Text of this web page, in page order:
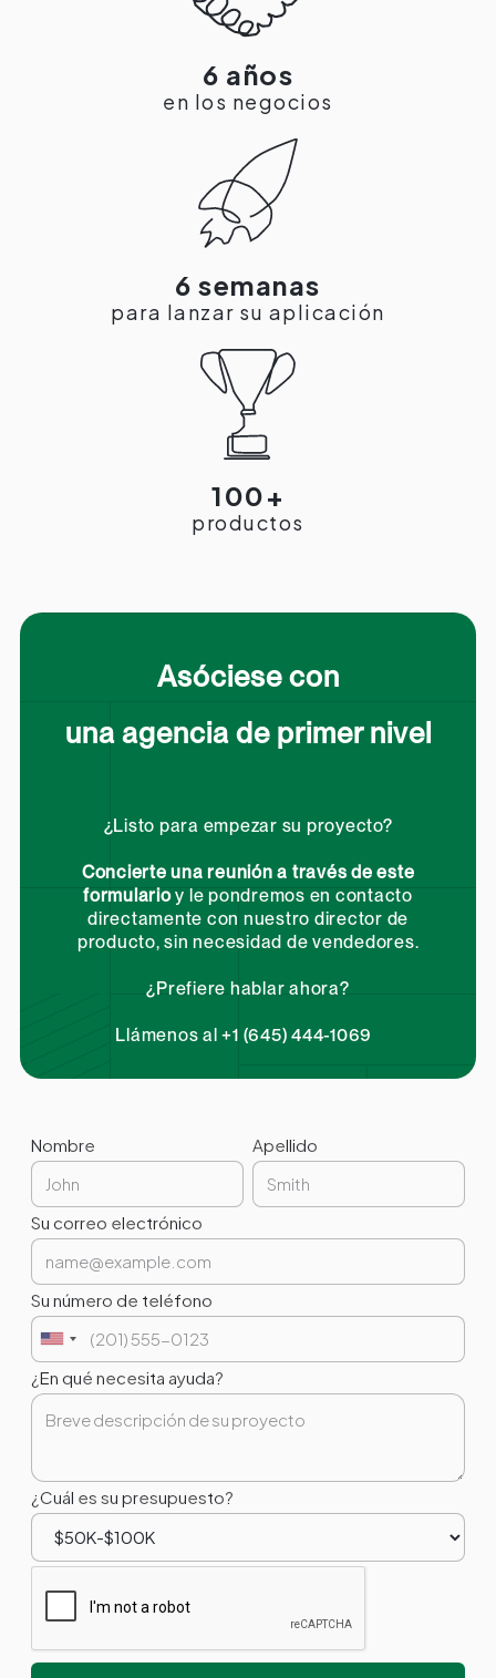
6 años
en los negocios
6 semanas
para lanzar su aplicación
100+
productos
Asóciese con
una agencia de primer nivel
¿Listo para empezar su proyecto?
Concierte una reunión a través de este
formularioy le pondremos en contacto
directamente con nuestro director de
producto, sin necesidad de vendedores.
¿Prefiere hablar ahora?
Llámenos al +1 (645) 444-1069
Nombre Apellido
Su correo electrónico
Su número de teléfono
¿En qué necesita ayuda?
¿Cuál es su presupuesto?